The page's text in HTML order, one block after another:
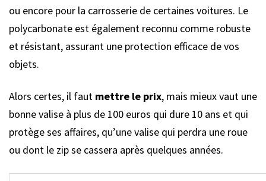
ou encore pour la carrosserie de certaines voitures. Le
polycarbonate est également reconnu comme robuste
et résistant, assurant une protection efficace de vos
objets.
Alors certes, il faut mettre le prix, mais mieux vaut une
bonne valise à plus de 100 euros qui dure 10 ans et qui
protège ses affaires, qu’une valise qui perdra une roue
ou dont le zip se cassera après quelques années.